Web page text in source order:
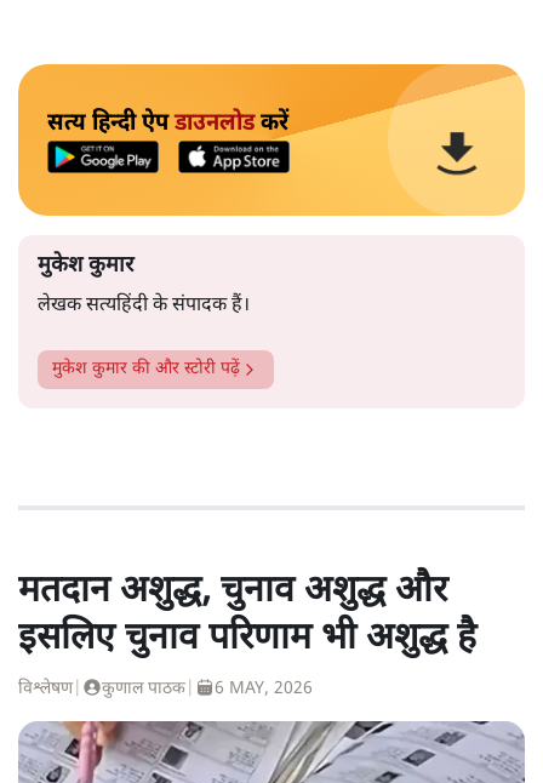
सत्य हिन्दी ऐपडाउनलोडकरें
मुकेश कुमार
लेखक सत्यहिंदी के संपादक हैं।
मुकेश कुमार की और स्टोरी पढ़ें
मतदान अशुद्ध, चुनाव अशुद्ध और
इसलिए चुनाव परिणाम भी अशुद्ध है
विश्लेषण| कुणाल पाठक 6 MAY, 2026